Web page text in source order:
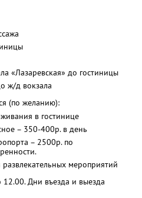
«Лазаревская» до гостиницы
ж/д вокзала
(по желанию):
в гостинице
– 350-400р. в день
– 2500р. по
мероприятий
Дни въезда и выезда